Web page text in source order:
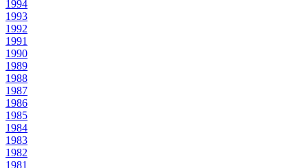
1994
1993
1992
1991
1990
1989
1988
1987
1986
1985
1984
1983
1982
1981